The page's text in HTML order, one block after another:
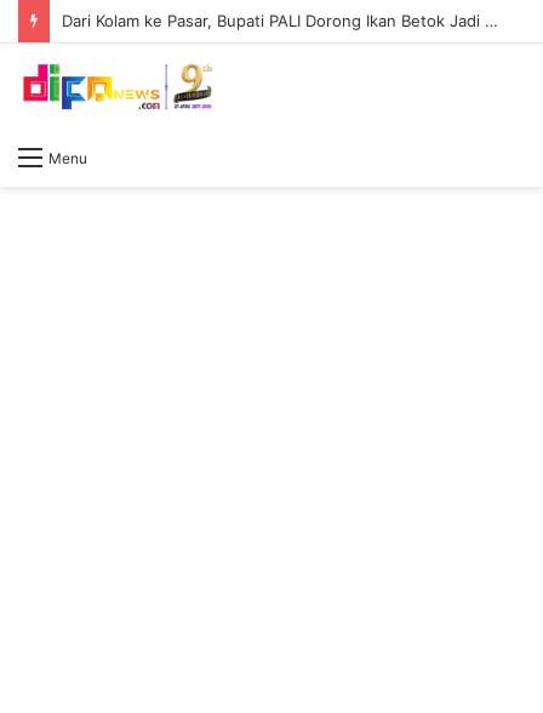
Dari Kolam ke Pasar, Bupati PALI Dorong Ikan Betok Jadi Sumber Ekonomi Warga
Menu